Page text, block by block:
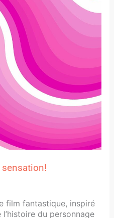
film fantastique, inspiré
du personnage